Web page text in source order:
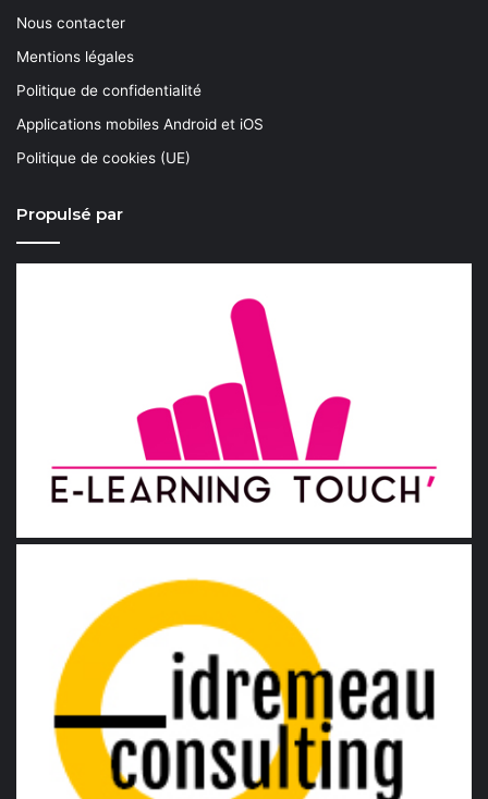
Nous contacter
Mentions légales
Politique de confidentialité
Applications mobiles Android et iOS
Politique de cookies (UE)
Propulsé par